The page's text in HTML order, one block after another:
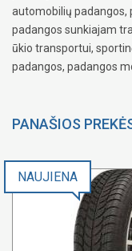
automobilių padangos,
padangos sunkiajam
ūkio transportui,
padangos, padangos
PANAŠIOS
NAUJIENA